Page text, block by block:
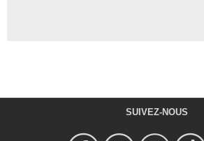
SUIVEZ-NOUS